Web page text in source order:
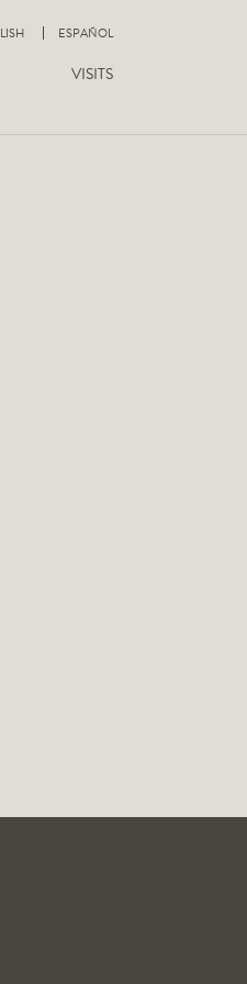
VISITS
ESPAÑOL